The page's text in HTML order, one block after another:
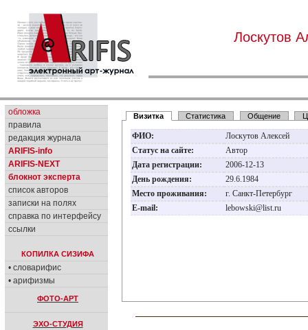
Лоскутов
обложка
правила
редакция журнала
ARIFIS-info
ARIFIS-NEXT
блокнот эксперта
список авторов
записки на полях
справка по интерфейсу
ссылки
КОПИЛКА СИЗИФА
• словарифис
• арифизмы
ФОТО-АРТ
ЭХО-СТУДИЯ
Визитка Статистика Общение
ФИО:
Лоскутов Алексей
Статус на сайте:
Автор
Дата регистрации:
2006-12-13
День рождения:
29.6.1984
Место проживания:
г. Санкт-Петербург
E-mail:
lebowski@list.ru